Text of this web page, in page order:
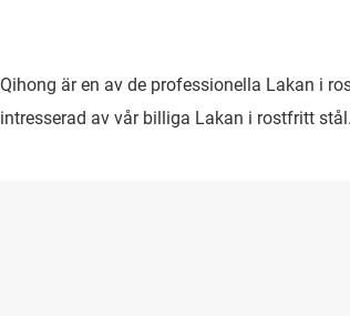
Qihong är en av de professionella Lakan i
intresserad av vår billiga Lakan i rostfritt